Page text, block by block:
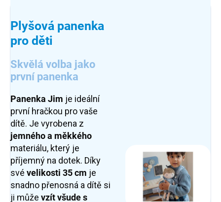
Plyšová panenka
pro děti
Skvělá volba jako
první panenka
Panenka Jim je ideální
první hračkou pro vaše
dítě. Je vyrobena z
jemného a měkkého
materiálu, který je
příjemný na dotek. Díky
své velikosti 35 cm je
snadno přenosná a dítě si
ji může vzít všude s